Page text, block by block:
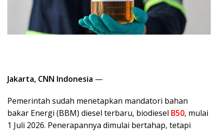
Jakarta, CNN Indonesia —
Pemerintah sudah menetapkan mandatori bahan
bakar Energi (BBM) diesel terbaru, biodiesel B50, mulai
1 Juli 2026. Penerapannya dimulai bertahap, tetapi